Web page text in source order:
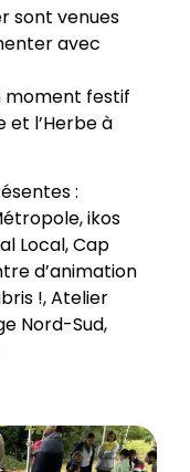
sont venues
avec
moment festif
et l’Herbe à
:
ikos
Local, Cap
d’animation
!, Atelier
Nord-Sud,